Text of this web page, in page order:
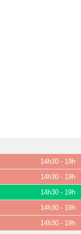
14h30 - 19h
14h30 - 19h
14h30 - 19h
14h30 - 19h
14h30 - 19h